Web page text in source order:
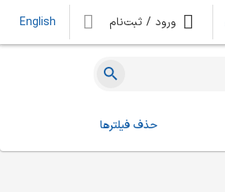
ورود / ثبت‌نام English
حذف فیلترها